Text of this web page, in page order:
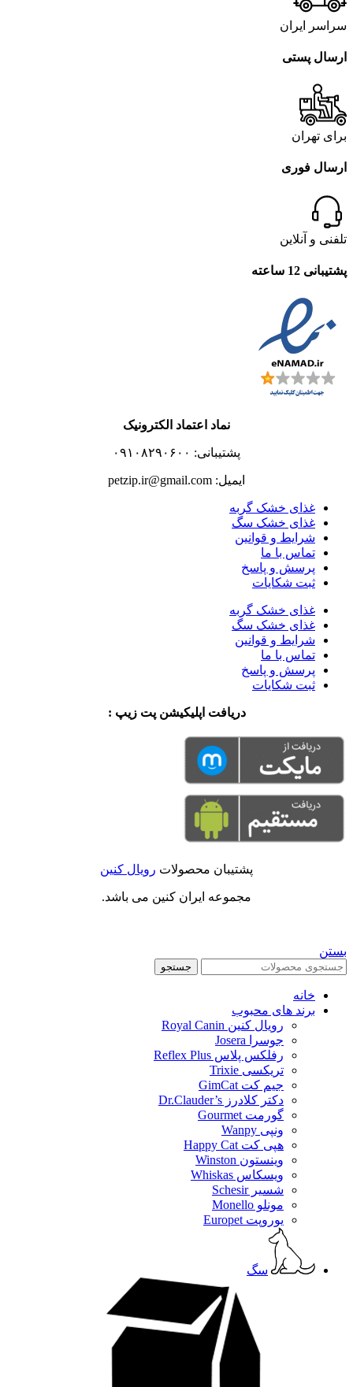
سراسر ایران
ارسال پستی
برای تهران
ارسال فوری
تلفنی و آنلاین
پشتیبانی 12 ساعته
نماد اعتماد الکترونیک
پشتیبانی: ۰۹۱۰۸۲۹۰۶۰۰
ایمیل: petzip.ir@gmail.com
غذای خشک گربه
غذای خشک سگ
شرایط و قوانین
تماس با ما
پرسش و پاسخ
ثبت شکایات
غذای خشک گربه
غذای خشک سگ
شرایط و قوانین
تماس با ما
پرسش و پاسخ
ثبت شکایات
دریافت اپلیکیشن پت زیپ :
پشتیبان محصولات رویال کنین
مجموعه ایران کنین می باشد.
بستن
جستجو
خانه
برند های محبوب
رویال کنین Royal Canin
جوسرا Josera
رفلکس پلاس Reflex Plus
تریکسی Trixie
جیم کت GimCat
دکتر کلادرز Dr.Clauder’s
گورمت Gourmet
ونپی Wanpy
هپی کت Happy Cat
وینستون Winston
ویسکاس Whiskas
شسیر Schesir
مونلو Monello
یوروپت Europet
سگ